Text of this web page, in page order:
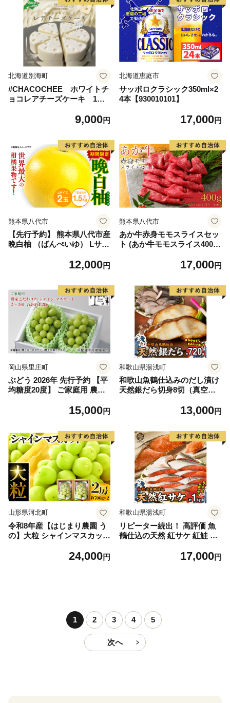
北海道別海町
#CHACOCHEE ホワイトチ
ョコレアチーズケーキ 1ホ
海町,チーズ,ちーず,チーズケ
9,000円
北海道恵庭市
サッポロクラシック350ml×2
4本【930010101】
17,000円
熊本県八代市
【先行予約】 熊本県八代市産
晩白柚 （ばんぺいゆ） Lサイ
もの フルーツ おやつ 特産 熊
12,000円
熊本県八代市
あか牛赤身モモスライスセッ
ト (あか牛モモスライス400
17,000円
岡山県里庄町
ぶどう 2026年 先行予約 【平
均糖度20度】 ご家庭用 農家
ット 2～3房 合計約1.2kg ブ
直送 】
15,000円
和歌山県湯浅町
和歌山魚鶴仕込みのだし漬け
天然銀だら切身8切（真空パ
製法 良質な脂 ふっくら 柔ら
ぶ だし漬け 煮付け ムニエル
味噌漬け 鍋物 冷凍 湯浅町 送
料無料_G7334
13,000円
山形県河北町
令和8年産【はじまり農園 う
の】大粒 シャインマスカット
河北町産 【河北町観光物産協
24,000円
和歌山県湯浅町
リピーター続出！ 高評価 魚
鶴仕込の天然 紅サケ 紅鮭 鮭
レビュー高評価 小分け 真空
町 送料無料_G7317
17,000円
1 2 3 4 5
次へ